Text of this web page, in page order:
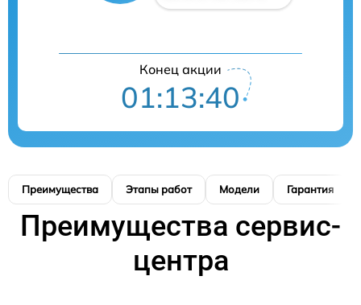
Конец акции
01:13:39
Преимущества Этапы работ Модели Гарантия
Преимущества сервис-
центра